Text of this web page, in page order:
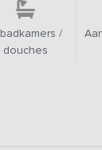
badkamers /
douches